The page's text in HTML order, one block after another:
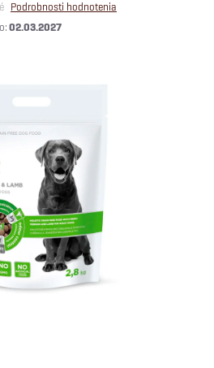
Podrobnosti hodnotenia
02.03.2027